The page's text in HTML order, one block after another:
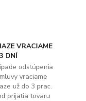
VRACIAME
DNÍ
odstúpenia
vraciame
už do 3 prac.
prijatia tovaru